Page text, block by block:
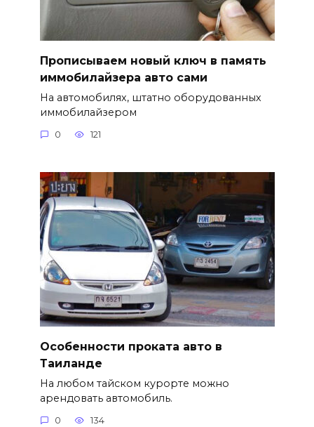
Прописываем новый ключ в память
иммобилайзера авто сами
На автомобилях, штатно оборудованных
иммобилайзером
0 121
Особенности проката авто в
Таиланде
На любом тайском курорте можно
арендовать автомобиль.
0 134